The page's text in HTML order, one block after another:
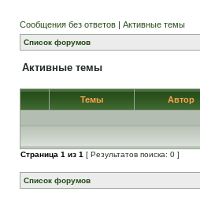
Сообщения без ответов | Активные темы
Список форумов
Активные темы
Темы Автор
Страница 1 из 1 [ Результатов поиска: 0 ]
Список форумов